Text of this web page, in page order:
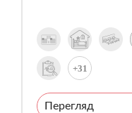
+31
Перегляд